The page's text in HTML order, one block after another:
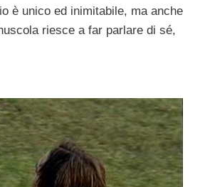
è unico ed inimitabile, ma anche
riesce a far parlare di sé,